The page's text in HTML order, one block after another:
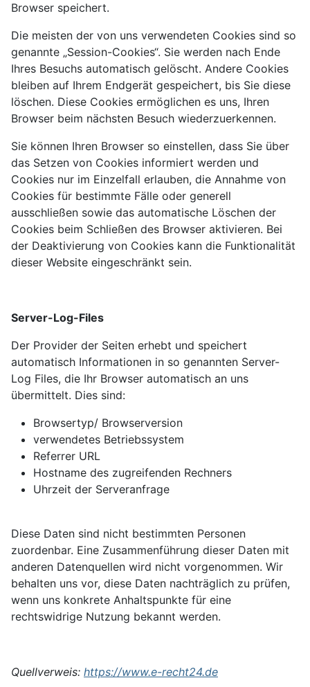
Browser speichert.
Die meisten der von uns verwendeten Cookies sind so
genannte „Session-Cookies“. Sie werden nach Ende
Ihres Besuchs automatisch gelöscht. Andere Cookies
bleiben auf Ihrem Endgerät gespeichert, bis Sie diese
löschen. Diese Cookies ermöglichen es uns, Ihren
Browser beim nächsten Besuch wiederzuerkennen.
Sie können Ihren Browser so einstellen, dass Sie über
das Setzen von Cookies informiert werden und
Cookies nur im Einzelfall erlauben, die Annahme von
Cookies für bestimmte Fälle oder generell
ausschließen sowie das automatische Löschen der
Cookies beim Schließen des Browser aktivieren. Bei
der Deaktivierung von Cookies kann die Funktionalität
dieser Website eingeschränkt sein.
Server-Log-Files
Der Provider der Seiten erhebt und speichert
automatisch Informationen in so genannten Server-
Log Files, die Ihr Browser automatisch an uns
übermittelt. Dies sind:
Browsertyp/ Browserversion
verwendetes Betriebssystem
Referrer URL
Hostname des zugreifenden Rechners
Uhrzeit der Serveranfrage
Diese Daten sind nicht bestimmten Personen
zuordenbar. Eine Zusammenführung dieser Daten mit
anderen Datenquellen wird nicht vorgenommen. Wir
behalten uns vor, diese Daten nachträglich zu prüfen,
wenn uns konkrete Anhaltspunkte für eine
rechtswidrige Nutzung bekannt werden.
Quellverweis: https://www.e-recht24.de